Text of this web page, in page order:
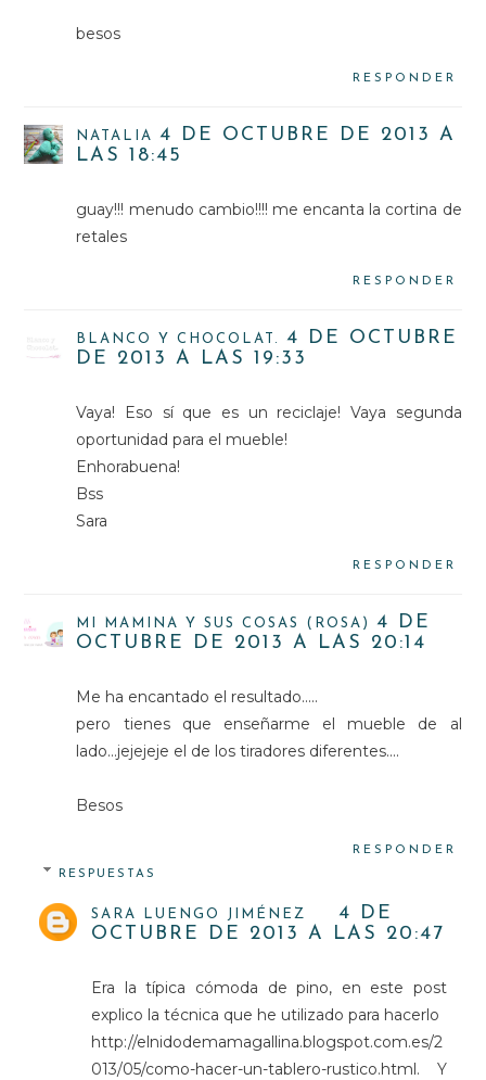
besos
RESPONDER
NATALIA
4 DE OCTUBRE DE 2013 A
LAS 18:45
guay!!! menudo cambio!!!! me encanta la cortina de
retales
RESPONDER
BLANCO Y CHOCOLAT.
4 DE OCTUBRE
DE 2013 A LAS 19:33
Vaya! Eso sí que es un reciclaje! Vaya segunda
oportunidad para el mueble!
Enhorabuena!
Bss
Sara
RESPONDER
MI MAMINA Y SUS COSAS (ROSA)
4 DE
OCTUBRE DE 2013 A LAS 20:14
Me ha encantado el resultado.....
pero tienes que enseñarme el mueble de al
lado...jejejeje el de los tiradores diferentes....
Besos
RESPONDER
RESPUESTAS
SARA LUENGO JIMÉNEZ
4 DE
OCTUBRE DE 2013 A LAS 20:47
Era la típica cómoda de pino, en este post
explico la técnica que he utilizado para hacerlo
http://elnidodemamagallina.blogspot.com.es/2
013/05/como-hacer-un-tablero-rustico.html. Y